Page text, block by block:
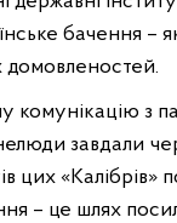
бачення –
домовленостей.
з
завдали
цих «Калібрів»
– це шлях